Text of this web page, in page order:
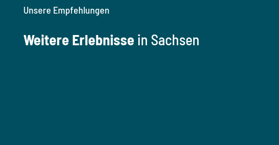
Unsere Empfehlungen
Weitere Erlebnisse in Sachsen